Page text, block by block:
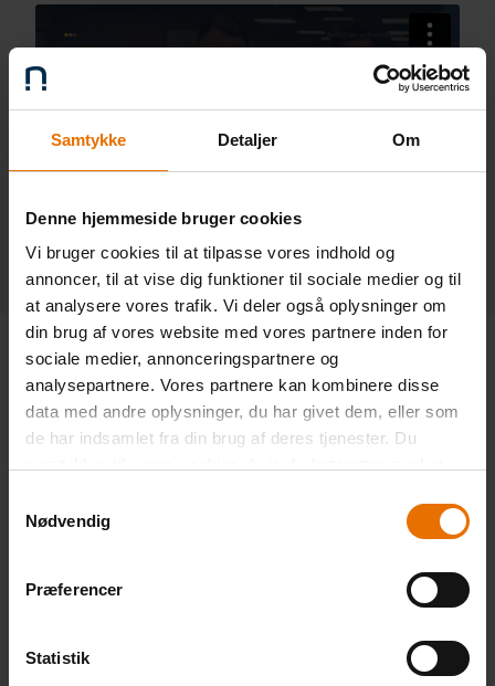
Samtykke Detaljer Om
Denne hjemmeside bruger cookies
Vi bruger cookies til at tilpasse vores indhold og
annoncer, til at vise dig funktioner til sociale medier og til
at analysere vores trafik. Vi deler også oplysninger om
din brug af vores website med vores partnere inden for
sociale medier, annonceringspartnere og
analysepartnere. Vores partnere kan kombinere disse
data med andre oplysninger, du har givet dem, eller som
de har indsamlet fra din brug af deres tjenester. Du
Nødvendig
Præferencer
Statistik
BYG DEN SUNDE PIPELINE
Så kan duforecaste din
Pipelinen er ofte uklar, fordi deals oprettes
du får en sund og gennemsigtig pipeline,